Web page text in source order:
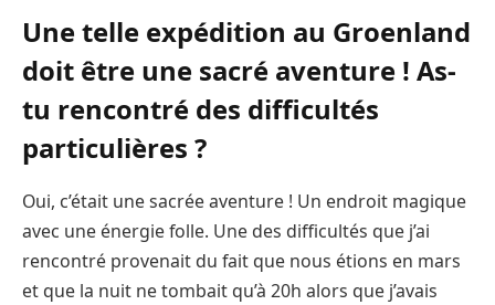
Une telle expédition au Groenland
doit être une sacré aventure ! As-
tu rencontré des difficultés
particulières ?
Oui, c’était une sacrée aventure ! Un endroit magique
avec une énergie folle. Une des difficultés que j’ai
rencontré provenait du fait que nous étions en mars
et que la nuit ne tombait qu’à 20h alors que j’avais